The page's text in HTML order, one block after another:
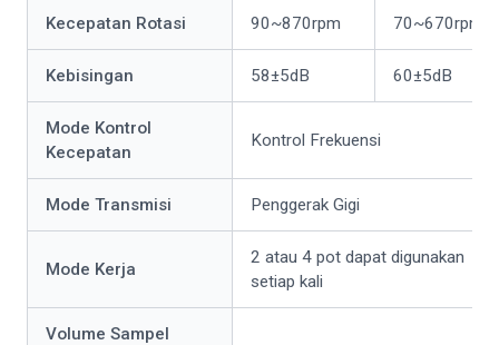
Kecepatan Rotasi 90~870rpm 70~670rpm
Kebisingan 58±5dB 60±5dB
Mode Kontrol
Kecepatan
Kontrol Frekuensi
Mode Transmisi Penggerak Gigi
Mode Kerja
2 atau 4 pot dapat digunakan
setiap kali
Volume Sampel